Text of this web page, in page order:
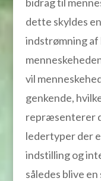
dette skyldes
indstrømning
vil
genkende,
repræsenterer
ledertyper der
indstilling og
således blive